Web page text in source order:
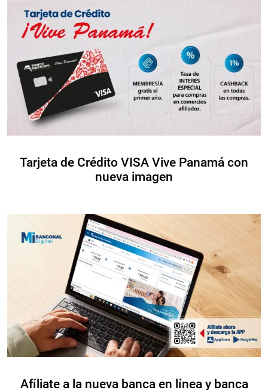
Tarjeta de Crédito VISA Vive Panamá con
nueva imagen
Afíliate a la nueva banca en línea y banca